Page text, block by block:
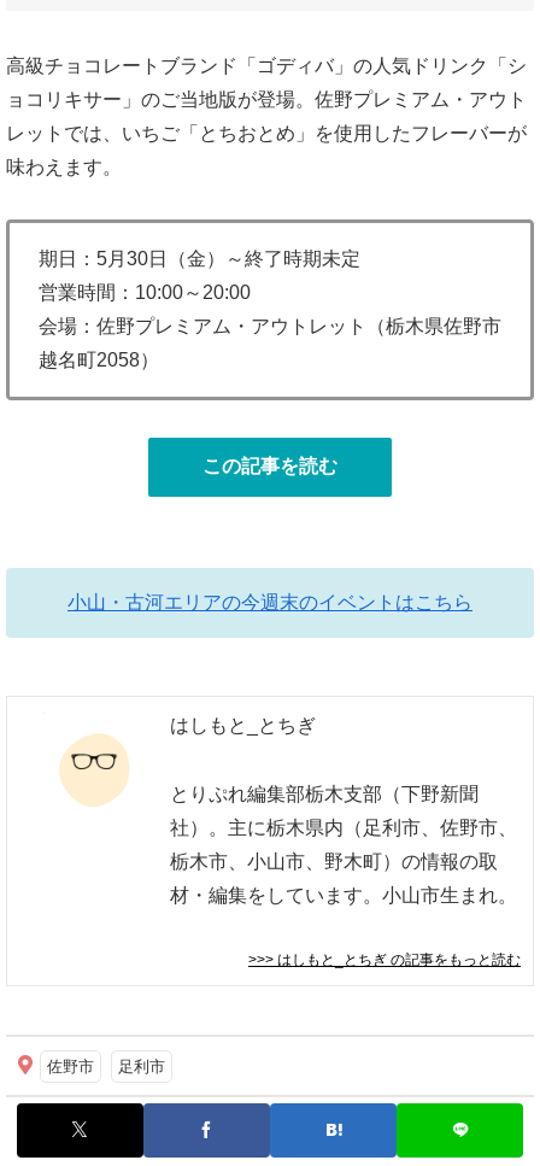
高級チョコレートブランド「ゴディバ」の人気ドリンク「シ
ョコリキサー」のご当地版が登場。佐野プレミアム・アウト
レットでは、いちご「とちおとめ」を使用したフレーバーが
味わえます。
期日：5月30日（金）～終了時期未定
営業時間：10:00～20:00
会場：佐野プレミアム・アウトレット（栃木県佐野市
越名町2058）
この記事を読む
小山・古河エリアの今週末のイベントはこちら
はしもと_とちぎ
とりぷれ編集部栃木支部（下野新聞
社）。主に栃木県内（足利市、佐野市、
栃木市、小山市、野木町）の情報の取
材・編集をしています。小山市生まれ。
>>> はしもと_とちぎ の記事をもっと読む
佐野市 足利市